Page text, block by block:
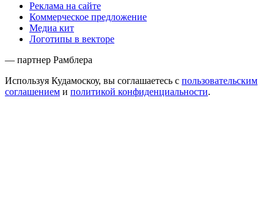
Реклама на сайте
Коммерческое предложение
Медиа кит
Логотипы в векторе
— партнер Рамблера
Используя Кудамоскоу, вы соглашаетесь с пользовательским
соглашением и политикой конфиденциальности.